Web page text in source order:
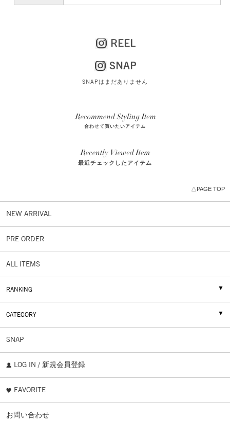
REEL
SNAP
SNAPはまだありません
合わせて買いたいアイテム
最近チェックしたアイテム
△PAGE TOP
NEW ARRIVAL
PRE ORDER
ALL ITEMS
RANKING
CATEGORY
SNAP
LOG IN / 新規会員登録
FAVORITE
お問い合わせ